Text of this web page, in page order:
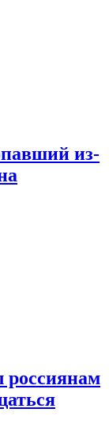
из-
россиянам